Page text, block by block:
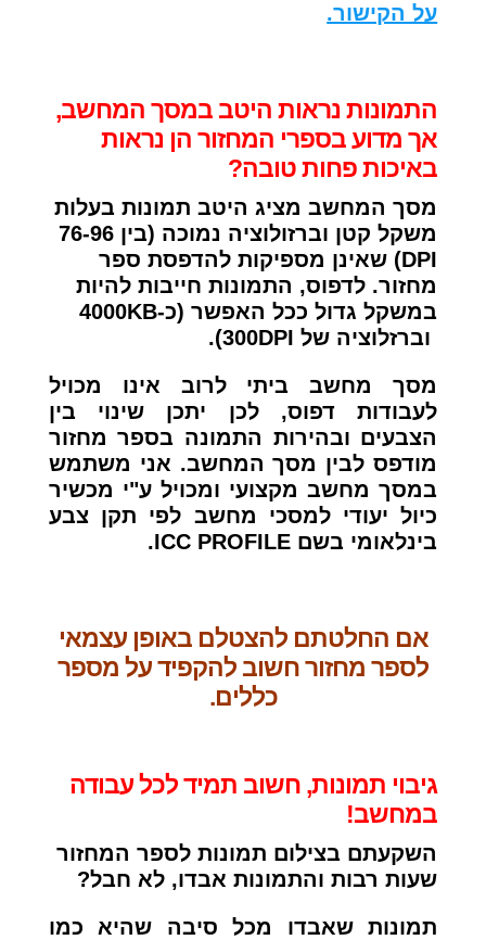
על הקישור.
התמונות נראות היטב במסך המחשב,
אך מדוע בספרי המחזור הן נראות
באיכות פחות טובה?
מסך המחשב מציג היטב תמונות בעלות
משקל קטן וברזולוציה נמוכה (בין 76-96
DPI) שאינן מספיקות להדפסת ספר
מחזור. לדפוס, התמונות חייבות להיות
במשקל גדול ככל האפשר (כ-4000KB
וברזלוציה של 300DPI).
מסך מחשב ביתי לרוב אינו מכויל
לעבודות דפוס, לכן יתכן שינוי בין
הצבעים ובהירות התמונה בספר מחזור
מודפס לבין מסך המחשב. אני משתמש
במסך מחשב מקצועי ומכויל ע"י מכשיר
כיול יעודי למסכי מחשב לפי תקן צבע
בינלאומי בשם ICC PROFILE.
אם החלטתם להצטלם באופן עצמאי
לספר מחזור חשוב להקפיד על מספר
כללים.
גיבוי תמונות, חשוב תמיד לכל עבודה
במחשב!
השקעתם בצילום תמונות לספר המחזור
שעות רבות והתמונות אבדו, לא חבל?
תמונות שאבדו מכל סיבה שהיא כמו